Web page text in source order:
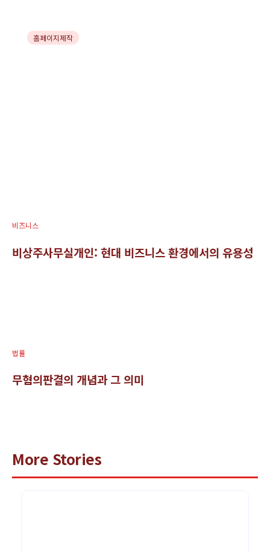
홈페이지제작
비즈니스
비상주사무실개인: 현대 비즈니스 환경에서의 유용성
법률
무혐의판결의 개념과 그 의미
More Stories